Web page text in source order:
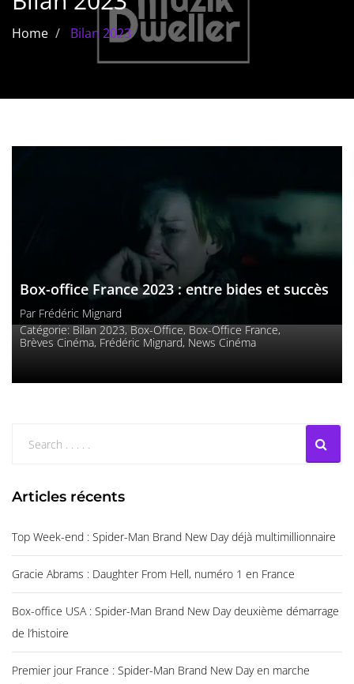
Les films par
interdits
Les disparus
Les acteurs
Les actrices
Les réalisateurs
Home Bilan 2023
Box-office France 2023 : entre bides et succès
Par Frédéric Mignard
Catégorie: Bilan 2023,Box-Office,Box-Office France,
Brèves Cinéma, Frédéric Mignard, News Cinéma
Articles récents
Top Week-end : Spider-Man Brand New Day déjà multimillionnaire
Gracie Abrams : Daughter From Hell, numéro 1 en France
Box-office USA : Spider-Man Brand New Day deuxième démarrage
de l’histoire
Premier jour France : Spider-Man Brand New Day en marche